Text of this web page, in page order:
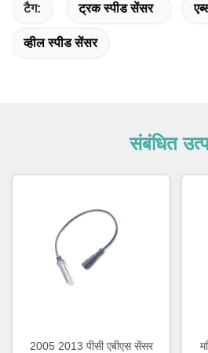
टैग: ट्रक स्पीड सेंसर
व्हील स्पीड सेंसर
संबंधित
2005 2013 पीसी एबीएस सेंसर